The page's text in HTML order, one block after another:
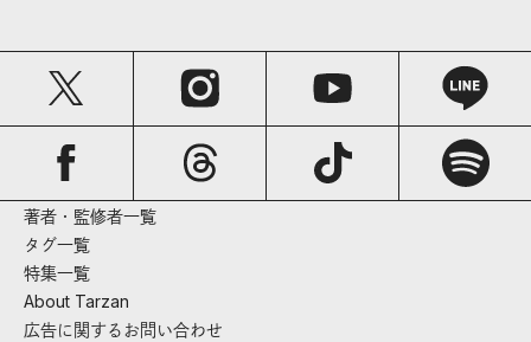
著者・監修者一覧
タグ一覧
特集一覧
About Tarzan
広告に関するお問い合わせ